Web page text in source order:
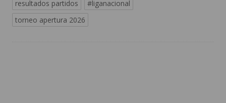
resultados partidos
#liganacional
torneo apertura 2026